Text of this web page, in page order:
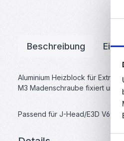
Beschreibung
Aluminium Heizblock für
M3 Madenschraube fixiert um
Passend für J-Head/E3D V6